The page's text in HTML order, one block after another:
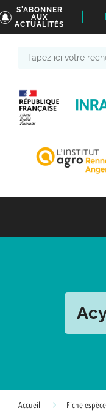
S'ABONNER
AUX
ACTUALITÉS
Accueil Fiche